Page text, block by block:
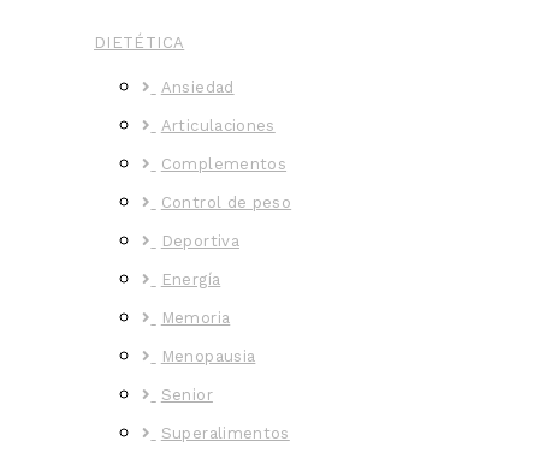
DIETÉTICA
Ansiedad
Articulaciones
Complementos
Control de peso
Deportiva
Energía
Memoria
Menopausia
Senior
Superalimentos